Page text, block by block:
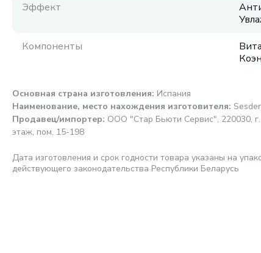
Эффект
Компоненты
Основная страна изготовления: Испания
Наименование, место нахождения изготовителя:
Продавец/импортер: ООО "Стар Бьюти Сервис", 220030,
этаж, пом. 15-198
Дата изготовления и срок годности товара указаны на
действующего законодательства Республики Беларусь